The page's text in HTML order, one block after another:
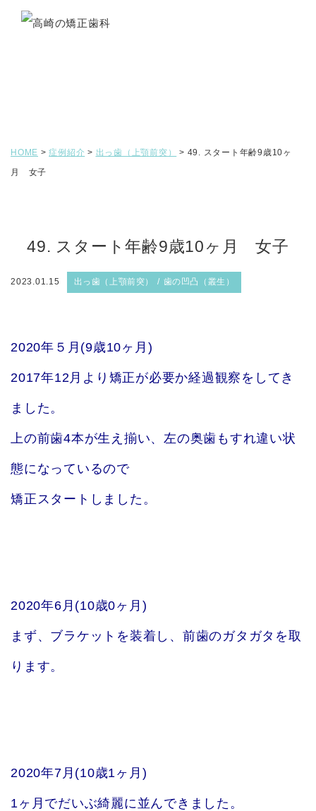
HOME >症例紹介 > 出っ歯（上顎前突） > 49. スタート年齢9歳10ヶ
月 女子
49. スタート年齢9歳10ヶ月 女子
2023.01.15 出っ歯（上顎前突） 歯の凹凸（叢生）
2020年５月(9歳10ヶ月)
2017年12月より矯正が必要か経過観察をしてき
ました。
上の前歯4本が生え揃い、左の奥歯もすれ違い状
態になっているので
矯正スタートしました。
2020年6月(10歳0ヶ月)
まず、ブラケットを装着し、前歯のガタガタを取
ります。
2020年7月(10歳1ヶ月)
1ヶ月でだいぶ綺麗に並んできました。